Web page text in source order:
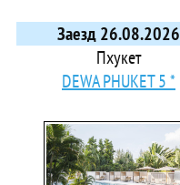
Заезд 26.08.2026
Пхукет
DEWA PHUKET 5 *